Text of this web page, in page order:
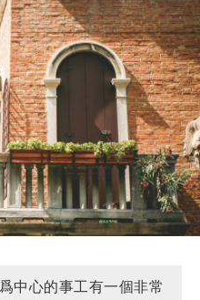
中心的事工有一個非常